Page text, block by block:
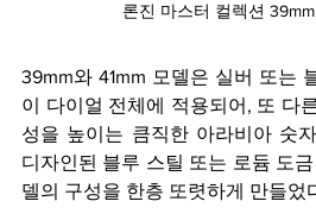
론진 마스터 컬렉션
39mm와 41mm 모델은 실버 또는
이 다이얼 전체에 적용되어, 또 다
성을 높이는 큼직한 아라비아 숫
디자인된 블루 스틸 또는 로듐 도
델의 구성을 한층 또렷하게 만들었